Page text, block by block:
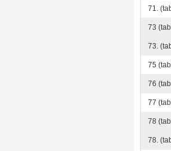
71.
73
73.
75
76
77
78
78.